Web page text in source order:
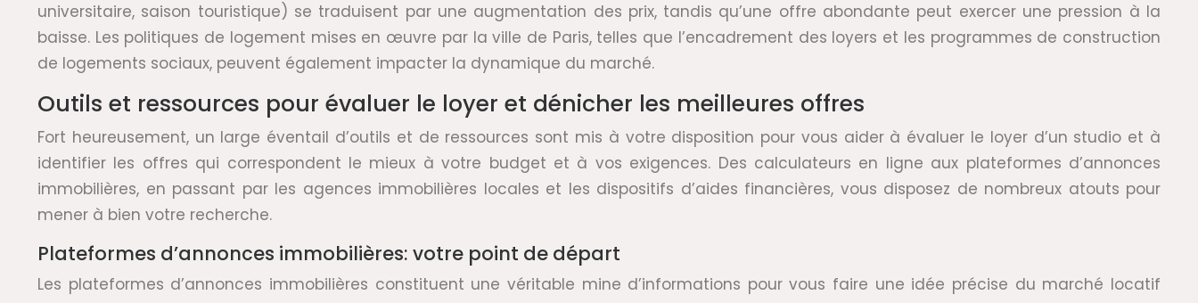
universitaire, saison touristique) se traduisent par une augmentation des prix, tandis qu’une offre abondante peut exercer une pression à la
baisse. Les politiques de logement mises en œuvre par la ville de Paris, telles que l’encadrement des loyers et les programmes de construction
de logements sociaux, peuvent également impacter la dynamique du marché.
Outils et ressources pour évaluer le loyer et dénicher les meilleures offres
Fort heureusement, un large éventail d’outils et de ressources sont mis à votre disposition pour vous aider à évaluer le loyer d’un studio et à
identifier les offres qui correspondent le mieux à votre budget et à vos exigences. Des calculateurs en ligne aux plateformes d’annonces
immobilières, en passant par les agences immobilières locales et les dispositifs d’aides financières, vous disposez de nombreux atouts pour
mener à bien votre recherche.
Plateformes d’annonces immobilières: votre point de départ
Les plateformes d’annonces immobilières constituent une véritable mine d’informations pour vous faire une idée précise du marché locatif